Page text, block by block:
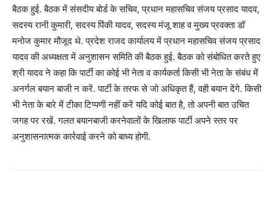
बैठक हुई. बैठक में संसदीय बोर्ड के सचिव, प्रधान महासचिव संजय प्रसाद यादव,
सदस्य रानी कुमारी, सदस्य पिंकी यादव, सदस्य मंजू शाह व मुख्य प्रवक्ता डॉ
मनोज कुमार मौजूद थे. प्रदेश राजद कार्यालय में प्रधान महासचिव संजय प्रसाद
यादव की अध्यक्षता में अनुशासन समिति की बैठक हुई. बैठक को संबोधित करते हुए
श्री यादव ने कहा कि पार्टी का कोई भी नेता व कार्यकर्ता किसी भी नेता के संबंध में
अनर्गल बयान बाजी न करें. पार्टी के तरफ से जो अधिकृत हैं, वही बयान देंगे. किसी
भी नेता के बारे में टीका टिप्पणी नहीं करें यदि कोई बात है, तो अपनी बात उचित
जगह पर रखें. गलत बयानबाजी करनेवालों के खिलाफ पार्टी अपने स्तर पर
अनुशासनात्मक कार्रवाई करने को बाध्य होगी.